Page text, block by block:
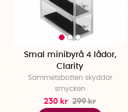
Smal minibyrå 4 lådor,
Clarity
Sammetsbotten skyddar
smycken
230 kr 299 kr